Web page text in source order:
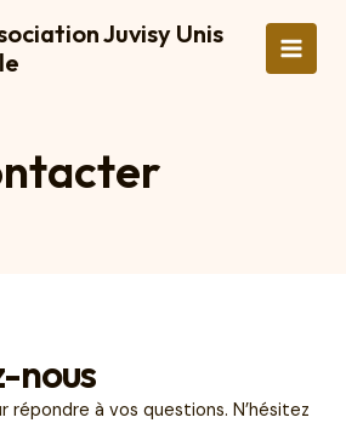
Juvisy Unis
Main
nous
répondre à vos questions. N’hésitez